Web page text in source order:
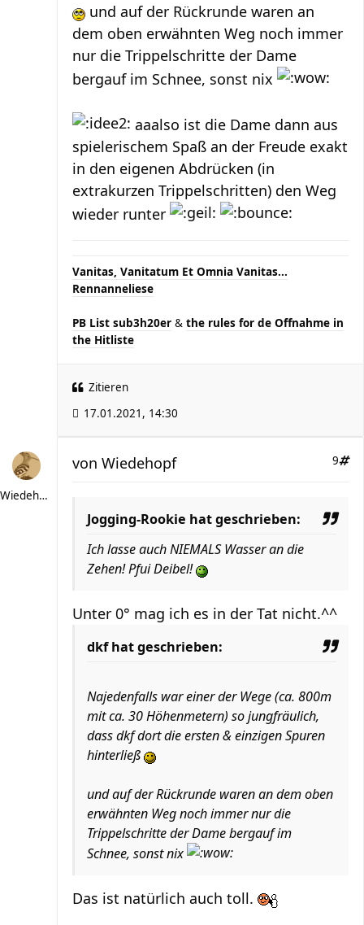
und auf der Rückrunde waren an
dem oben erwähnten Weg noch immer
nur die Trippelschritte der Dame
bergauf im Schnee, sonst nix
aaalso ist die Dame dann aus
spielerischem Spaß an der Freude exakt
in den eigenen Abdrücken (in
extrakurzen Trippelschritten) den Weg
wieder runter
Vanitas, Vanitatum Et Omnia Vanitas...
Rennanneliese
PB List sub3h20er & the rules for de Offnahme in
the Hitliste
Zitieren
17.01.2021, 14:30
Wiedehopf
9
von Wiedehopf
Jogging-Rookie hat geschrieben:
Ich lasse auch NIEMALS Wasser an die
Zehen! Pfui Deibel!
Unter 0° mag ich es in der Tat nicht.^^
dkf hat geschrieben:
Najedenfalls war einer der Wege (ca. 800m
mit ca. 30 Höhenmetern) so jungfräulich,
dass dkf dort die ersten & einzigen Spuren
hinterließ
und auf der Rückrunde waren an dem oben
erwähnten Weg noch immer nur die
Trippelschritte der Dame bergauf im
Schnee, sonst nix
Das ist natürlich auch toll.